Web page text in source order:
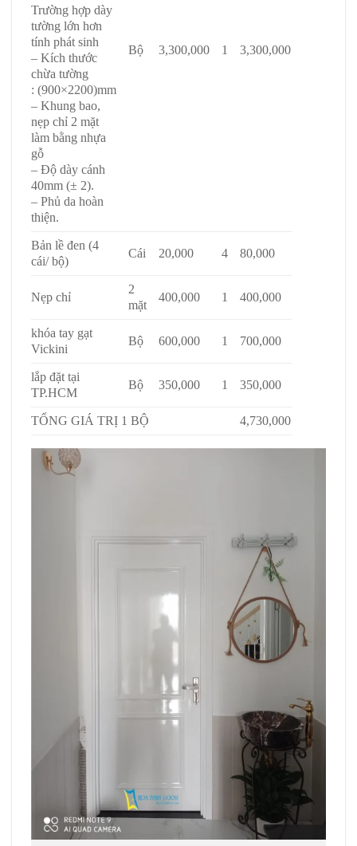
Trường hợp dày
tường lớn hơn
tính phát sinh
– Kích thước
chừa tường
: (900×2200)mm
– Khung bao,
nẹp chỉ 2 mặt
làm bằng nhựa
gỗ
– Độ dày cánh
40mm (± 2).
– Phủ da hoàn
thiện.
Bộ 3,300,000 1 3,300,000
Bản lề đen (4
cái/ bộ)
Cái 20,000 4 80,000
Nẹp chỉ
2
mặt
400,000 1 400,000
khóa tay gạt
Vickini
Bộ 600,000 1 700,000
lắp đặt tại
TP.HCM
Bộ 350,000 1 350,000
TỔNG GIÁ TRỊ 1 BỘ 4,730,000